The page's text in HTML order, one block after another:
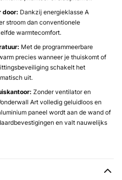
door: Dankzij energieklasse A
stroom dan conventionele
warmtecomfort.
Met de programmeerbare
precies wanneer je thuiskomt of
schakelt het
uit.
Zonder ventilator en
Art volledig geluidloos en
paneel wordt aan de wand of
en valt nauwelijks